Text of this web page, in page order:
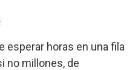
esperar horas en una fila
no millones, de